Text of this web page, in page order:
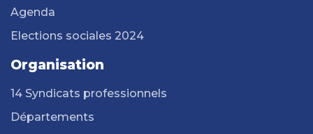
Agenda
Elections sociales 2024
Organisation
14 Syndicats professionnels
Départements